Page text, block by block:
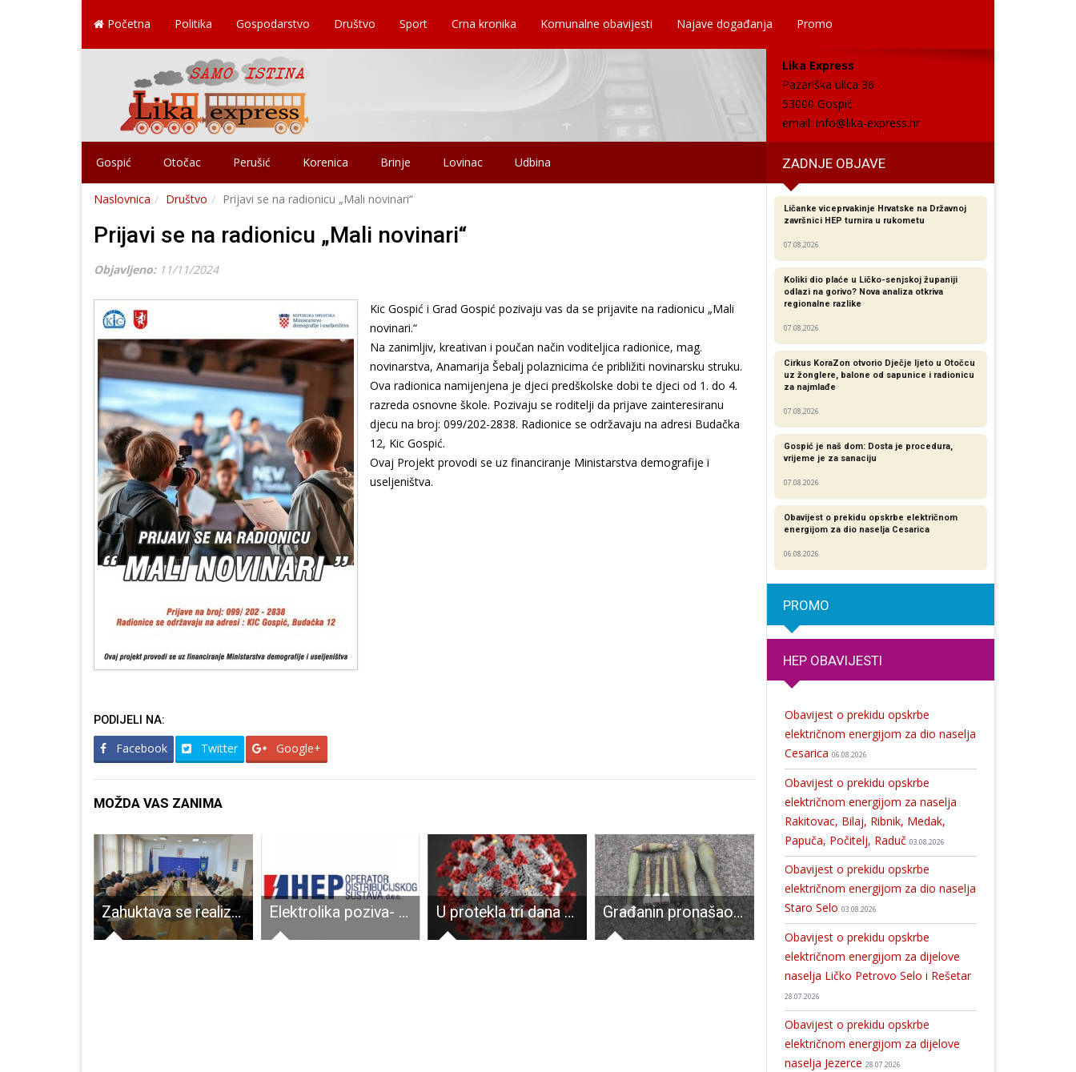
Početna Politika Gospodarstvo Društvo Sport Crna kronika Komunalne obavijesti Najave događanja Promo
Lika Express
Pazariška ulica 36
53000 Gospić
email: info@lika-express.hr
Gospić Otočac Perušić Korenica Brinje Lovinac Udbina ZADNJE OBJAVE
Naslovnica Društvo Prijavi se na radionicu „Mali novinari“
Prijavi se na radionicu „Mali novinari“
Objavljeno: 11/11/2024
Kic Gospić i Grad Gospić pozivaju vas da se prijavite na radionicu „Mali
novinari.“
Na zanimljiv, kreativan i poučan način voditeljica radionice, mag.
novinarstva, Anamarija Šebalj polaznicima će približiti novinarsku struku.
Ova radionica namijenjena je djeci predškolske dobi te djeci od 1. do 4.
razreda osnovne škole. Pozivaju se roditelji da prijave zainteresiranu
djecu na broj: 099/202-2838. Radionice se održavaju na adresi Budačka
12, Kic Gospić.
Ovaj Projekt provodi se uz financiranje Ministarstva demografije i
useljeništva.
PODIJELI NA:
Facebook Twitter Google+
MOŽDA VAS ZANIMA
Zahuktava se realizacija projekta gradnje Memorijalnog centra Domovinskog rata u Gospiću, te Ustanove za trajni smještaj hrvatskih branitelja u Otočcu Elektrolika poziva- sami očitavajte svoja brojila U protekla tri dana čak 53 novooboljele osobe od COVID-19 Građanin pronašao mine
Ličanke viceprvakinje Hrvatske na Državnoj
završnici HEP turnira u rukometu
07.08.2026
Koliki dio plaće u Ličko-senjskoj županiji
odlazi na gorivo? Nova analiza otkriva
regionalne razlike​
07.08.2026
Cirkus KoraZon otvorio Dječje ljeto u Otočcu
uz žonglere, balone od sapunice i radionicu
za najmlađe
07.08.2026
Gospić je naš dom: Dosta je procedura,
vrijeme je za sanaciju
07.08.2026
Obavijest o prekidu opskrbe električnom
energijom za dio naselja Cesarica
06.08.2026
PROMO
HEP OBAVIJESTI
Obavijest o prekidu opskrbe
električnom energijom za dio naselja
Cesarica 06.08.2026
Obavijest o prekidu opskrbe
električnom energijom za naselja
Rakitovac, Bilaj, Ribnik, Medak,
Papuča, Počitelj, Raduč 03.08.2026
Obavijest o prekidu opskrbe
električnom energijom za dio naselja
Staro Selo 03.08.2026
Obavijest o prekidu opskrbe
električnom energijom za dijelove
naselja Ličko Petrovo Selo i Rešetar
28.07.2026
Obavijest o prekidu opskrbe
električnom energijom za dijelove
naselja Jezerce 28.07.2026